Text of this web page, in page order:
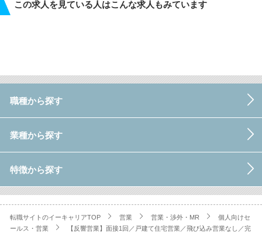
この求人を見ている人はこんな求人もみています
職種から探す
業種から探す
特徴から探す
転職サイトのイーキャリアTOP 営業 営業・渉外・MR
個人向けセ
ールス・営業
【反響営業】面接1回／戸建て住宅営業／飛び込み営業なし／完